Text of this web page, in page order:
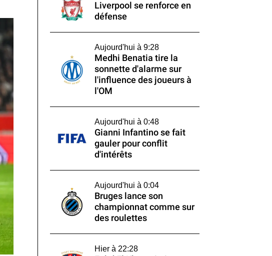
Liverpool se renforce en
défense
Aujourd'hui à 9:28
Medhi Benatia tire la
sonnette d'alarme sur
l'influence des joueurs à
l'OM
Aujourd'hui à 0:48
Gianni Infantino se fait
gauler pour conflit
d'intérêts
Aujourd'hui à 0:04
Bruges lance son
championnat comme sur
des roulettes
Hier à 22:28